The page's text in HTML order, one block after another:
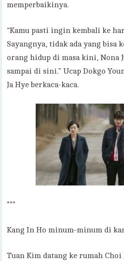
memperbaikinya.
“Kamu pasti ingin kembali ke
Sayangnya, tidak ada yang bisa
orang hidup di masa kini, Nona
sampai di sini.” Ucap Dokgo
Ja Hye berkaca-kaca.
***
Kang In Ho minum-minum di
Tuan Kim datang ke rumah Choi